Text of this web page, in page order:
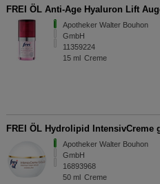
FREI ÖL Anti-Age Hyaluron Lift
Apotheker Walter Bouhon
GmbH
11359224
15 ml Creme
FREI ÖL Hydrolipid IntensivCreme
Apotheker Walter Bouhon
GmbH
16893968
50 ml Creme